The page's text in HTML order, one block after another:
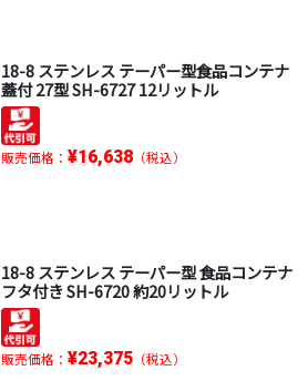
18-8 ステンレス テーパー型食品コンテナ
蓋付 27型 SH-6727 12リットル
販売価格： ¥16,638（税込）
18-8 ステンレス テーパー型 食品コンテナ
フタ付き SH-6720 約20リットル
販売価格： ¥23,375（税込）